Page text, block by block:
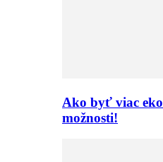
Ako byť viac
možnosti!